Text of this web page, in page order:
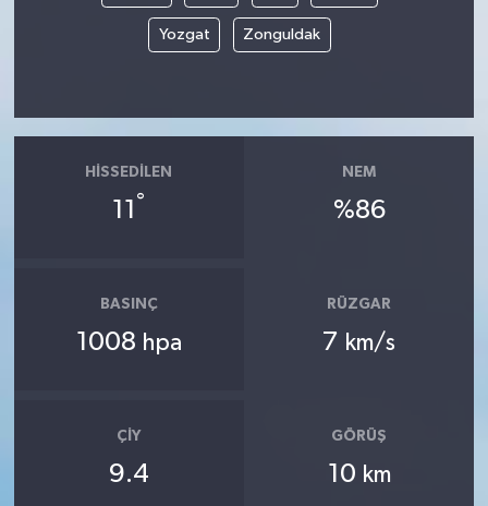
Yozgat Zonguldak
HISSEDILEN
11 °
NEM
%86
BASINÇ
1008 hpa
RÜZGAR
7 km/s
ÇIY
9.4
GÖRÜŞ
10 km